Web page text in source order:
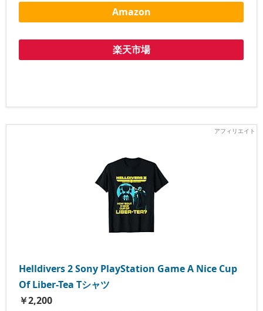
Amazon
楽天市場
Helldivers 2 Sony PlayStation Game A Nice Cup
Of Liber-Tea Tシャツ
￥2,200